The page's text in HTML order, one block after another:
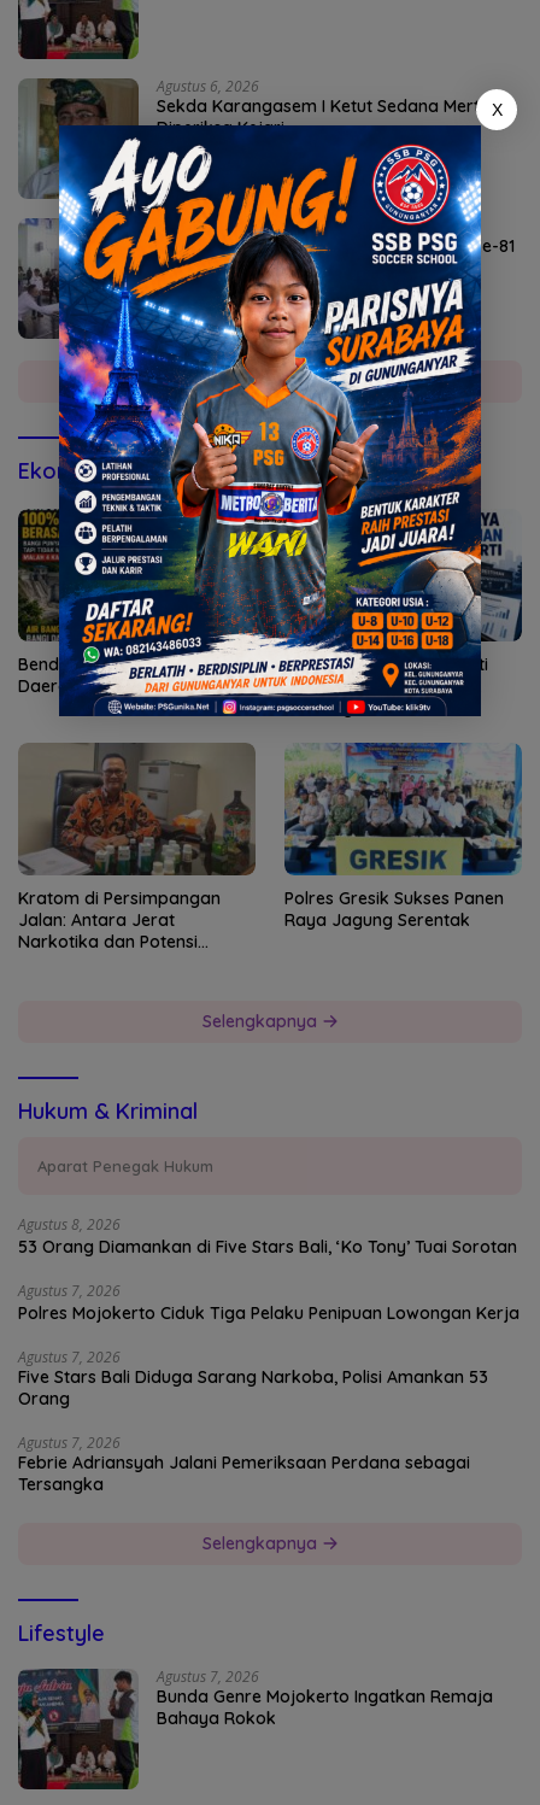
Agustus 6, 2026
Sekda Karangasem I Ketut Sedana Merta
Diperiksa Kejari
Agustus 6, 2026
Lomba Agustusan Semarakkan HUT RI ke-81
di Mojokerto
Selengkapnya
Ekonomi & Bisnis
Bendungan Sidan Airi Empat
Daerah, Bangli Dapat Apa?
Kepatuhan AG Ny Suharti
Diperiksa Otoritas Pajak
Surabaya
Kratom di Persimpangan
Jalan: Antara Jerat
Narkotika dan Potensi
Polres Gresik Sukses Panen
Raya Jagung Serentak
Selengkapnya
Hukum & Kriminal
Aparat Penegak Hukum
Agustus 8, 2026
53 Orang Diamankan di Five Stars Bali, ‘Ko Tony’ Tuai Sorotan
Agustus 7, 2026
Polres Mojokerto Ciduk Tiga Pelaku Penipuan Lowongan Kerja
Agustus 7, 2026
Five Stars Bali Diduga Sarang Narkoba, Polisi Amankan 53
Orang
Agustus 7, 2026
Febrie Adriansyah Jalani Pemeriksaan Perdana sebagai
Tersangka
Selengkapnya
Lifestyle
Agustus 7, 2026
Bunda Genre Mojokerto Ingatkan Remaja
Bahaya Rokok
X